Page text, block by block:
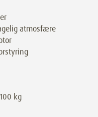
atmosfære
kg